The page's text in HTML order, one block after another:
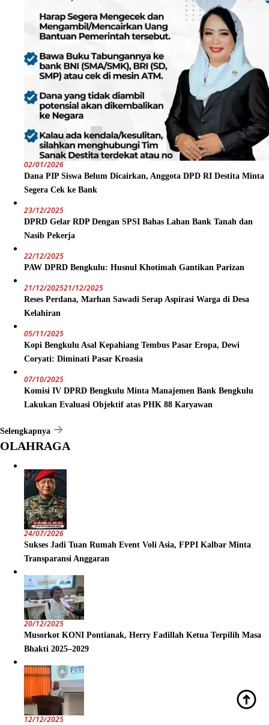
02/01/2026
Dana PIP Siswa Belum Dicairkan, Anggota DPD RI Destita Minta
Segera Cek ke Bank
23/12/2025
DPRD Gelar RDP Dengan SPSI Bahas Lahan Bank Tanah dan
Nasib Pekerja
22/12/2025
PAW DPRD Bengkulu: Husnul Khotimah Gantikan Parizan
21/12/202521/12/2025
Reses Perdana, Marhan Sawadi Serap Aspirasi Warga di Desa
Kelahiran
05/11/2025
Kopi Bengkulu Asal Kepahiang Tembus Pasar Eropa, Dewi
Coryati: Diminati Pasar Kroasia
07/10/2025
Komisi IV DPRD Bengkulu Minta Manajemen Bank Bengkulu
Lakukan Evaluasi Objektif atas PHK 88 Karyawan
Selengkapnya
OLAHRAGA
24/07/2026
Sukses Jadi Tuan Rumah Event Voli Asia, FPPI Kalbar Minta
Transparansi Anggaran
20/12/2025
Musorkot KONI Pontianak, Herry Fadillah Ketua Terpilih Masa
Bhakti 2025–2029
12/12/2025